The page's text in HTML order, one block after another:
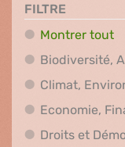
FILTRE
Montrer tout
Biodiversité,
Climat,
Economie,
Droits et